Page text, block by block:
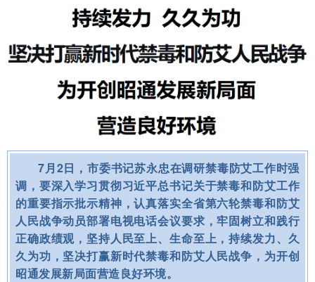
7月2日，市委书记苏永忠在调研禁毒防艾工作时强
调，要深入学习贯彻习近平总书记关于禁毒和防艾工作
的重要指示批示精神，认真落实全省第六轮禁毒和防艾
人民战争动员部署电视电话会议要求，牢固树立和践行
正确政绩观，坚持人民至上、生命至上，持续发力、久
久为功，坚决打赢新时代禁毒和防艾人民战争，为开创
昭通发展新局面营造良好环境。